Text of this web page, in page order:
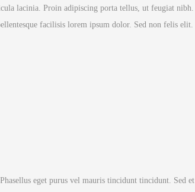
lacinia. Proin adipiscing porta tellus, ut feugiat
facilisis lorem ipsum dolor. Sed non felis elit.
eget purus vel mauris tincidunt tincidunt. Sed